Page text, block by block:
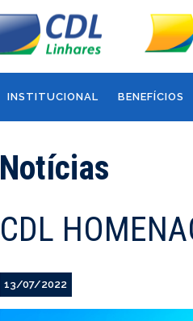
INSTITUCIONAL BENEFÍCIOS
Notícias
CDL
13/07/2022